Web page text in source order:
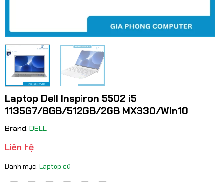
Laptop Dell Inspiron 5502 i5
1135G7/8GB/512GB/2GB MX330/Win10
Brand: DELL
Liên hệ
Danh mục: Laptop cũ